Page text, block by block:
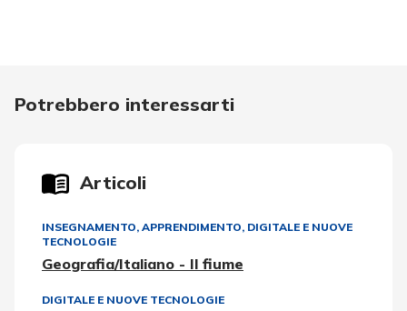
Potrebbero interessarti
Articoli
INSEGNAMENTO, APPRENDIMENTO, DIGITALE E NUOVE
TECNOLOGIE
Geografia/Italiano - Il fiume
DIGITALE E NUOVE TECNOLOGIE